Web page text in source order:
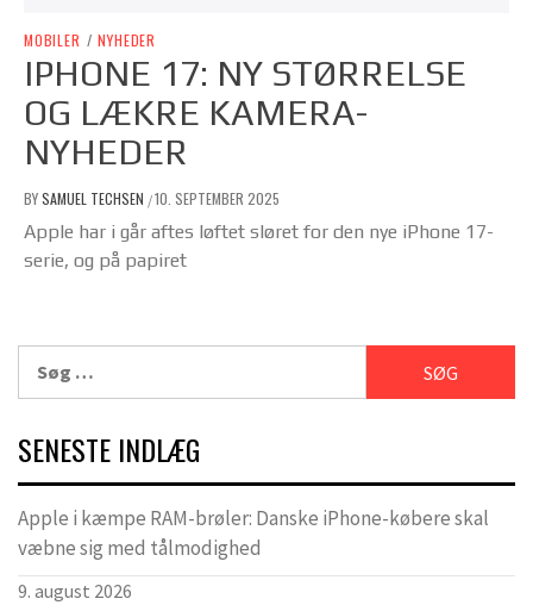
MOBILER / NYHEDER
IPHONE 17: NY STØRRELSE
OG LÆKRE KAMERA-
NYHEDER
BYSAMUEL TECHSEN /10. SEPTEMBER 2025
Apple har i går aftes løftet sløret for den nye iPhone 17-
serie, og på papiret
efter:
SENESTE INDLÆG
Apple i kæmpe RAM-brøler: Danske iPhone-købere skal
væbne sig med tålmodighed
9. august 2026